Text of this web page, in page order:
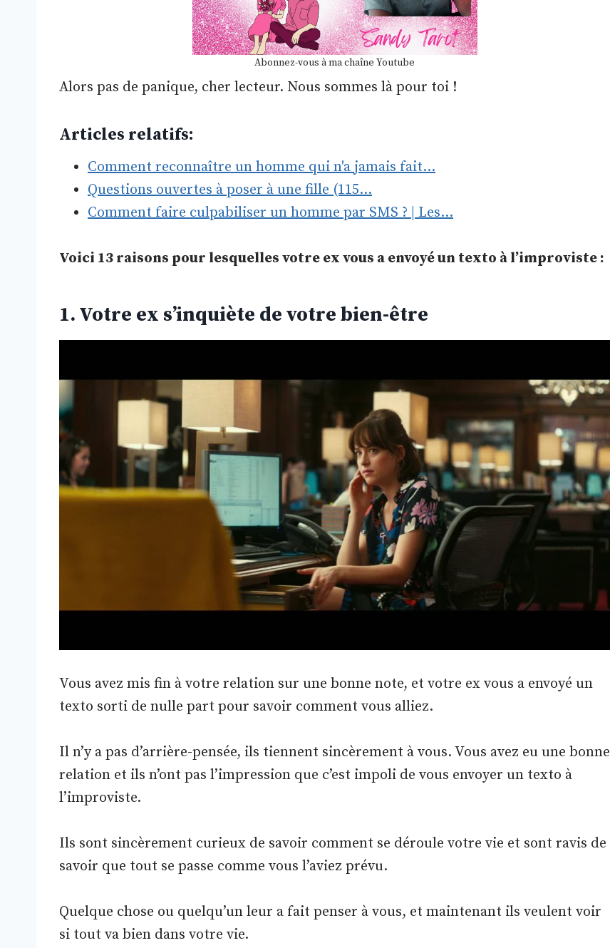
Abonnez-vous à ma chaîne Youtube
Alors pas de panique, cher lecteur. Nous sommes là pour toi !
Articles relatifs:
Comment reconnaître un homme qui n'a jamais fait…
Questions ouvertes à poser à une fille (115…
Comment faire culpabiliser un homme par SMS ? | Les…
Voici 13 raisons pour lesquelles votre ex vous a envoyé un texto à l’improviste :
1. Votre ex s’inquiète de votre bien-être
Vous avez mis fin à votre relation sur une bonne note, et votre ex vous a envoyé un
texto sorti de nulle part pour savoir comment vous alliez.
Il n’y a pas d’arrière-pensée, ils tiennent sincèrement à vous. Vous avez eu une bonne
relation et ils n’ont pas l’impression que c’est impoli de vous envoyer un texto à
l’improviste.
Ils sont sincèrement curieux de savoir comment se déroule votre vie et sont ravis de
savoir que tout se passe comme vous l’aviez prévu.
Quelque chose ou quelqu’un leur a fait penser à vous, et maintenant ils veulent voir
si tout va bien dans votre vie.